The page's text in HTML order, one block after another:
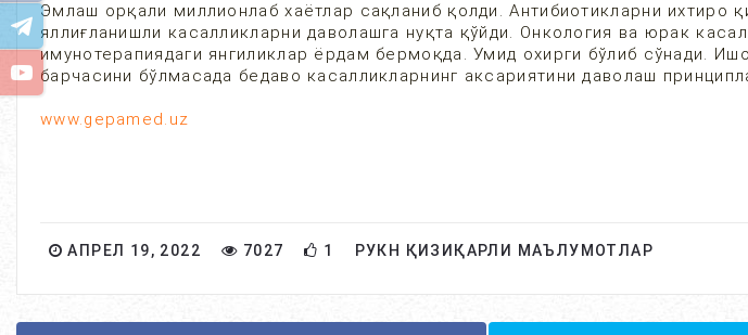
Эмлаш орқали миллионлаб хаётлар сақланиб қолди. Антибиотикларни ихтиро
яллиғланишли касалликларни даволашга нуқта қўйди. Онкология ва юрак
имунотерапиядаги янгиликлар ёрдам бермоқда. Умид охирги бўлиб сўнади.
барчасини бўлмасада бедаво касалликларнинг аксариятини даволаш
www.gepamed.uz
АПРЕЛ 19, 2022 7027 1 РУКН ҚИЗИҚАРЛИ МАЪЛУМОТЛАР